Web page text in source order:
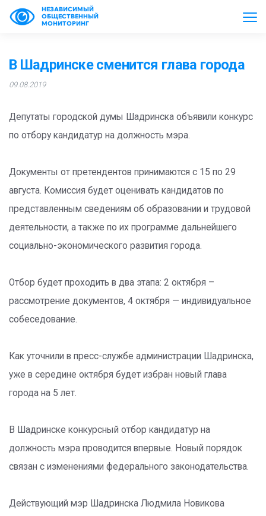
НЕЗАВИСИМЫЙ
ОБЩЕСТВЕННЫЙ
МОНИТОРИНГ
В Шадринске сменится глава города
09.08.2019
Депутаты городской думы Шадринска объявили конкурс
по отбору кандидатур на должность мэра.
Документы от претендентов принимаются с 15 по 29
августа. Комиссия будет оценивать кандидатов по
представленным сведениям об образовании и трудовой
деятельности, а также по их программе дальнейшего
социально-экономического развития города.
Отбор будет проходить в два этапа: 2 октября –
рассмотрение документов, 4 октября — индивидуальное
собеседование.
Как уточнили в пресс-службе администрации Шадринска,
уже в середине октября будет избран новый глава
города на 5 лет.
В Шадринске конкурсный отбор кандидатур на
должность мэра проводится впервые. Новый порядок
связан с изменениями федерального законодательства.
Действующий мэр Шадринска Людмила Новикова